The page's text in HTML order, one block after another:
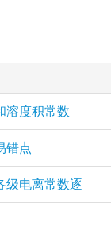
溶度积常数
错点
级电离常数逐